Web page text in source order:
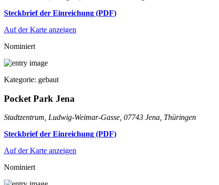
Steckbrief der Einreichung (PDF)
Auf der Karte anzeigen
Nominiert
Kategorie: gebaut
Pocket Park Jena
Stadtzentrum, Ludwig-Weimar-Gasse, 07743 Jena, Thüringen
Steckbrief der Einreichung (PDF)
Auf der Karte anzeigen
Nominiert